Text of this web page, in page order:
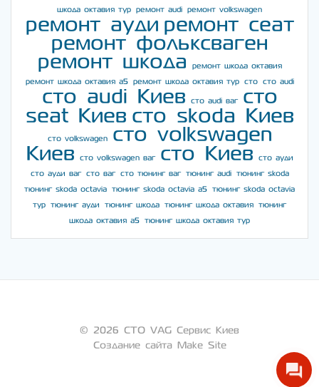
шкода октавия тур
ремонт audi ремонт volkswagen
ремонт ауди ремонт сеат
ремонт фольксваген
ремонт шкода
ремонт шкода октавия
ремонт шкода октавия а5
ремонт шкода октавия тур сто сто audi
сто audi Киев сто audi ваг
сто
seat Киев сто skoda Киев
сто volkswagen
сто volkswagen
Киев
сто volkswagen ваг сто Киев
сто ауди
сто ауди ваг
сто ваг сто тюнинг ваг тюнинг audi
тюнинг skoda
тюнинг skoda octavia
тюнинг skoda octavia a5
тюнинг skoda octavia
тур
тюнинг ауди тюнинг шкода тюнинг шкода октавия
тюнинг
шкода октавия а5
тюнинг шкода октавия тур
© 2026 СТО VAG Сервис Киев
Создание сайта Make Site